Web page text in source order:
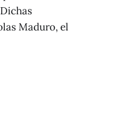
Maduro, el